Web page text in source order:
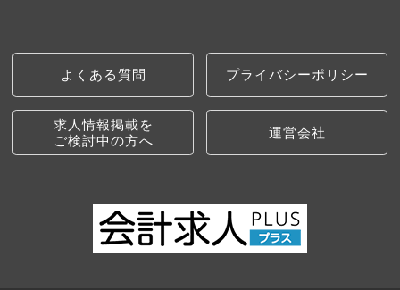
よくある質問 プライバシーポリシー
求人情報掲載を
ご検討中の方へ
運営会社